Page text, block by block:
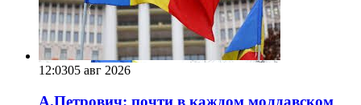
12:0305 авг 2026
А.Петрович: почти в каждом молдавском